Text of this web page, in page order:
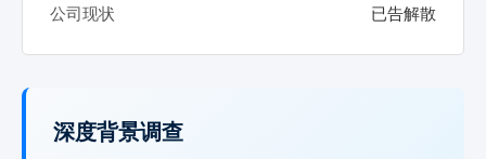
公司现状 已告解散
深度背景调查